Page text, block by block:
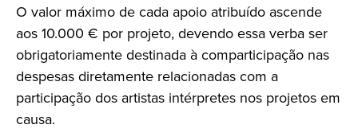
O valor máximo de cada apoio atribuído ascende
aos 10.000 € por projeto, devendo essa verba ser
obrigatoriamente destinada à comparticipação nas
despesas diretamente relacionadas com a
participação dos artistas intérpretes nos projetos em
causa.